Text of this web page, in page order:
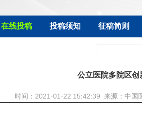
在线投稿 投稿须知 征稿简则
公立医院多院区
时间：2021-01-22 15:42:39 来源：中国